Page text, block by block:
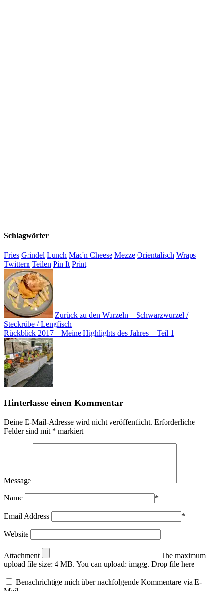
Schlagwörter
Fries Grindel Lunch Mac'n Cheese Mezze Orientalisch Wraps
Twittern Teilen Pin It Print
Zurück zu den Wurzeln – Schwarzwurzel /
Steckrübe / Lengfisch
Rückblick 2017 – Meine Highlights des Jahres – Teil 1
Hinterlasse einen Kommentar
Deine E-Mail-Adresse wird nicht veröffentlicht. Erforderliche
Felder sind mit * markiert
Message
Name *
Email Address *
Website
Attachment
The maximum
upload file size: 4 MB. You can upload: image. Drop file here
Benachrichtige mich über nachfolgende Kommentare via E-